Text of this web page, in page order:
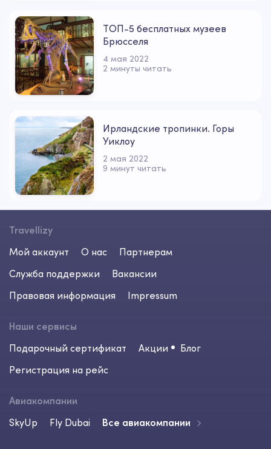
ТОП-5 бесплатных музеев
Брюсселя
4 мая 2022
2 минуты читать
Ирландские тропинки. Горы
Уиклоу
2 мая 2022
9 минут читать
Travellizy
Мой аккаунт
О нас
Партнерам
Служба поддержки
Вакансии
Правовая информация
Impressum
Наши сервисы
Подарочный сертификат
Акции
Блог
Регистрация на рейс
Авиакомпании
SkyUp
Fly Dubai Все авиакомпании